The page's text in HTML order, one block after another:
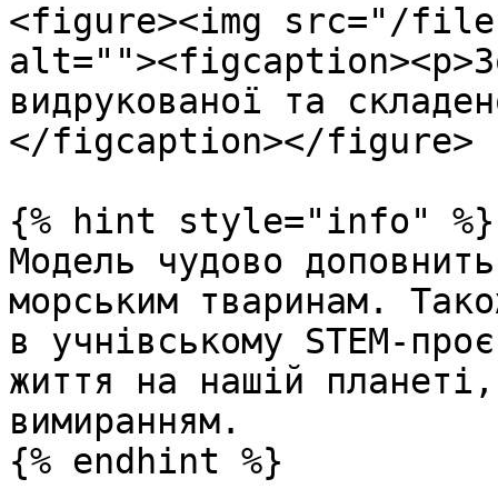
<figure><img src="/files/
видрукованої та
</figcaption></figure>
{% hint style="info" %}
Модель чудово
морським тваринам.
в учнівському STEM-
життя на нашій
вимиранням.
{% endhint %}